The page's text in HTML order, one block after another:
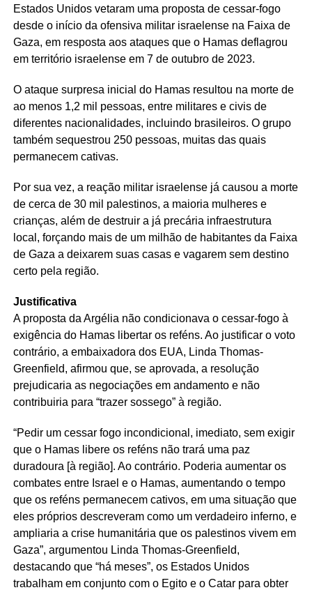
Estados Unidos vetaram uma proposta de cessar-fogo
desde o início da ofensiva militar israelense na Faixa de
Gaza, em resposta aos ataques que o Hamas deflagrou
em território israelense em 7 de outubro de 2023.
O ataque surpresa inicial do Hamas resultou na morte de
ao menos 1,2 mil pessoas, entre militares e civis de
diferentes nacionalidades, incluindo brasileiros. O grupo
também sequestrou 250 pessoas, muitas das quais
permanecem cativas.
Por sua vez, a reação militar israelense já causou a morte
de cerca de 30 mil palestinos, a maioria mulheres e
crianças, além de destruir a já precária infraestrutura
local, forçando mais de um milhão de habitantes da Faixa
de Gaza a deixarem suas casas e vagarem sem destino
certo pela região.
Justificativa
A proposta da Argélia não condicionava o cessar-fogo à
exigência do Hamas libertar os reféns. Ao justificar o voto
contrário, a embaixadora dos EUA, Linda Thomas-
Greenfield, afirmou que, se aprovada, a resolução
prejudicaria as negociações em andamento e não
contribuiria para “trazer sossego” à região.
“Pedir um cessar fogo incondicional, imediato, sem exigir
que o Hamas libere os reféns não trará uma paz
duradoura [à região]. Ao contrário. Poderia aumentar os
combates entre Israel e o Hamas, aumentando o tempo
que os reféns permanecem cativos, em uma situação que
eles próprios descreveram como um verdadeiro inferno, e
ampliaria a crise humanitária que os palestinos vivem em
Gaza”, argumentou Linda Thomas-Greenfield,
destacando que “há meses”, os Estados Unidos
trabalham em conjunto com o Egito e o Catar para obter